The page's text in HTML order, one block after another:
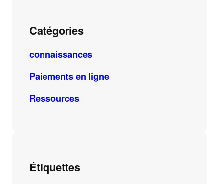
Catégories
connaissances
Paiements en ligne
Ressources
Étiquettes